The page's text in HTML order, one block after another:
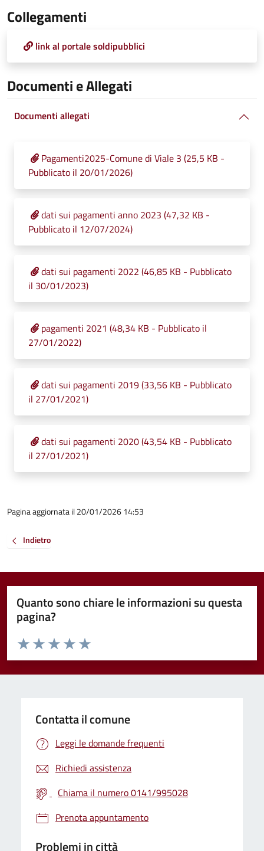
Collegamenti
link al portale soldipubblici
Documenti e Allegati
Documenti allegati
Pagamenti2025-Comune di Viale 3 (25,5 KB -
Pubblicato il 20/01/2026)
dati sui pagamenti anno 2023 (47,32 KB -
Pubblicato il 12/07/2024)
dati sui pagamenti 2022 (46,85 KB - Pubblicato
il 30/01/2023)
pagamenti 2021 (48,34 KB - Pubblicato il
27/01/2022)
dati sui pagamenti 2019 (33,56 KB - Pubblicato
il 27/01/2021)
dati sui pagamenti 2020 (43,54 KB - Pubblicato
il 27/01/2021)
Pagina aggiornata il 20/01/2026 14:53
Indietro
Quanto sono chiare le informazioni su questa
pagina?
Valuta da 1 a 5 stelle la pagina
Valuta 5 stelle su 5
Valuta 4 stelle su 5
Valuta 3 stelle su 5
Valuta 2 stelle su 5
Valuta 1 stelle su 5
Contatta il comune
Leggi le domande frequenti
Richiedi assistenza
Chiama il numero 0141/995028
Prenota appuntamento
Problemi in città